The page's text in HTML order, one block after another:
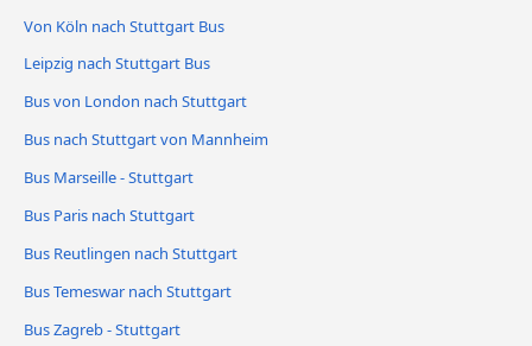
Von Köln nach Stuttgart Bus
Leipzig nach Stuttgart Bus
Bus von London nach Stuttgart
Bus nach Stuttgart von Mannheim
Bus Marseille - Stuttgart
Bus Paris nach Stuttgart
Bus Reutlingen nach Stuttgart
Bus Temeswar nach Stuttgart
Bus Zagreb - Stuttgart